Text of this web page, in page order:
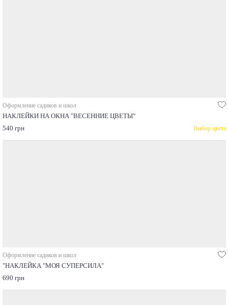
Оформление садиков и школ
НАКЛЕЙКИ НА ОКНА "ВЕСЕННИЕ ЦВЕТЫ"
540 грн
Выбор цвета
Оформление садиков и школ
"НАКЛЕЙКА "МОЯ СУПЕРСИЛА"
690 грн